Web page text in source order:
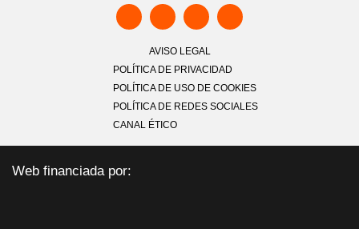
AVISO LEGAL
POLÍTICA DE PRIVACIDAD
POLÍTICA DE USO DE COOKIES
POLÍTICA DE REDES SOCIALES
CANAL ÉTICO
Web financiada por: